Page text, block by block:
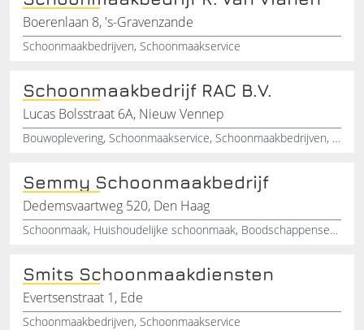
Boerenlaan 8, 's-Gravenzande
Schoonmaakbedrijven, Schoonmaakservice
Schoonmaakbedrijf RAC B.V.
Lucas Bolsstraat 6A, Nieuw Vennep
Bouwoplevering, Schoonmaakservice, Schoonmaakbedrijven, Kantoren, Bedrijven, Scholen, Nieuw-Vennep, Noord-Holland, Glasbewassing
Semmy Schoonmaakbedrijf
Dedemsvaartweg 520, Den Haag
Schoonmaak, Huishoudelijke schoonmaak, Boodschappenservice, Glazenwasser , Strijkservice , Huishoudelijke hulp
Smits Schoonmaakdiensten
Evertsenstraat 1, Ede
Schoonmaakbedrijven, Schoonmaakservice